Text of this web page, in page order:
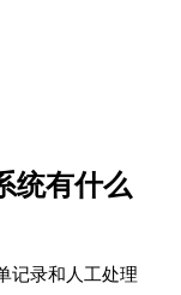
统有什么
记录和人工处理